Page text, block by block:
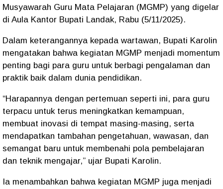
Musyawarah Guru Mata Pelajaran (MGMP) yang digelar
di Aula Kantor Bupati Landak, Rabu (5/11/2025).
Dalam keterangannya kepada wartawan, Bupati Karolin
mengatakan bahwa kegiatan MGMP menjadi momentum
penting bagi para guru untuk berbagi pengalaman dan
praktik baik dalam dunia pendidikan.
“Harapannya dengan pertemuan seperti ini, para guru
terpacu untuk terus meningkatkan kemampuan,
membuat inovasi di tempat masing-masing, serta
mendapatkan tambahan pengetahuan, wawasan, dan
semangat baru untuk membenahi pola pembelajaran
dan teknik mengajar,” ujar Bupati Karolin.
Ia menambahkan bahwa kegiatan MGMP juga menjadi